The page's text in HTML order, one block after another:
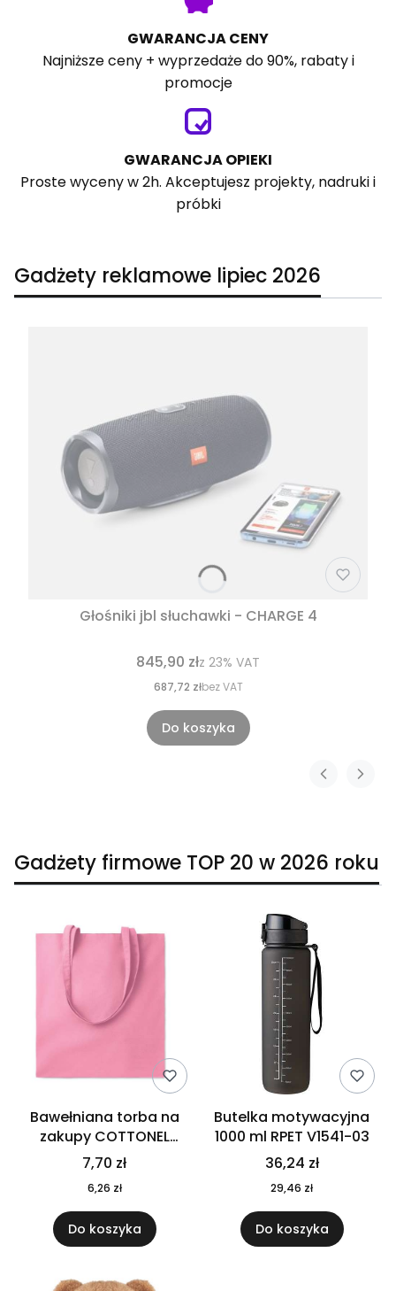
GWARANCJA CENY
Najniższe ceny + wyprzedaże do 90%, rabaty i
promocje
GWARANCJA OPIEKI
Proste wyceny w 2h. Akceptujesz projekty, nadruki i
próbki
Gadżety reklamowe lipiec 2026
Głośniki jbl słuchawki - CHARGE 4
845,90 złz 23% VAT
687,72 złbez VAT
Do koszyka
Gadżety firmowe TOP 20 w 2026 roku
Bawełniana torba na
zakupy COTTONEL
COLOUR++ MO9846-11
7,70 zł
6,26 zł
Do koszyka
Butelka motywacyjna
1000 ml RPET V1541-03
36,24 zł
29,46 zł
Do koszyka